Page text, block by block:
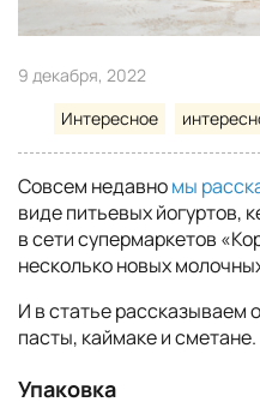
9 декабря, 2022
Интересное
Совсем недавномы
виде питьевых йогуртов,
в сети супермаркетов
несколько новых
И в статье рассказываем
пасты, каймаке и сметане.
Упаковка